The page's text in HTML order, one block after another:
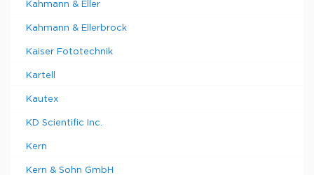
Kahmann & Eller
Kahmann & Ellerbrock
Kaiser Fototechnik
Kartell
Kautex
KD Scientific Inc.
Kern
Kern & Sohn GmbH